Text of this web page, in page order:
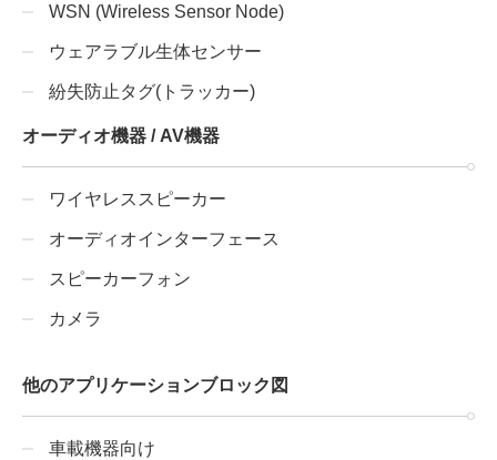
WSN (Wireless Sensor Node)
ウェアラブル生体センサー
紛失防止タグ(トラッカー)
オーディオ機器 / AV機器
ワイヤレススピーカー
オーディオインターフェース
スピーカーフォン
カメラ
他のアプリケーションブロック図
車載機器向け